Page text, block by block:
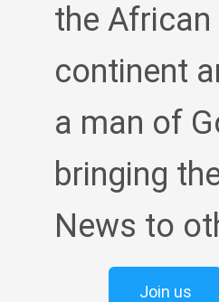
the African
continent
a man of
bringing
News to
Join us